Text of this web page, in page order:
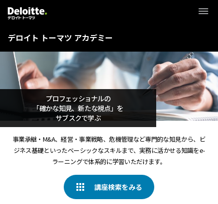
デロイト トーマツ アカデミー
プロフェッショナルの
「確かな知見、新たな視点」を
サブスクで学ぶ
事業承継・M&A、経営・事業戦略、危機管理など専門的な知見から、ビ
ジネス基礎といったベーシックなスキルまで、実務に活かせる知識をe-
ラーニングで体系的に学習いただけます。
講座検索をみる